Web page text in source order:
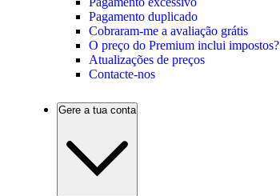
Pagamento duplicado
Cobraram-me a avaliação grátis
O preço do Premium inclui impostos?
Atualizações de preços
Contacte-nos
Gere a tua conta